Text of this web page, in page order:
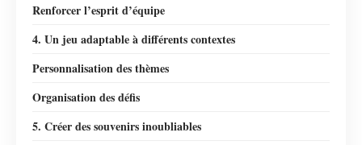
Renforcer l’esprit d’équipe
4. Un jeu adaptable à différents contextes
Personnalisation des thèmes
Organisation des défis
5. Créer des souvenirs inoubliables